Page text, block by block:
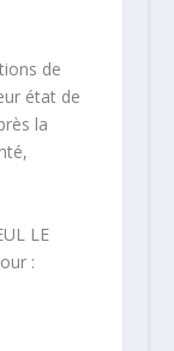
de
état de
la
,
LE
: